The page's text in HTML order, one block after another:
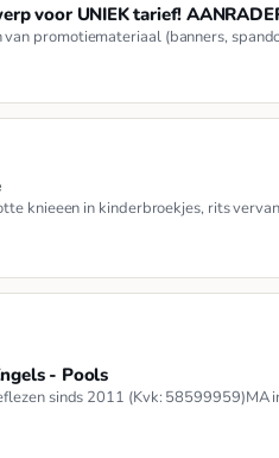
voor UNIEK tarief!
promotiemateriaal (banners,
knieeen in kinderbroekjes, rits
- Pools
sinds 2011 (Kvk: 58599959)MA